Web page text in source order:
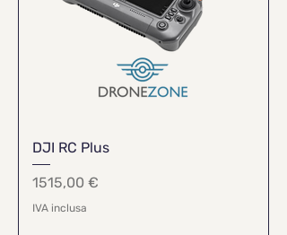
DJI RC Plus
Prezzo
1515,00 €
IVA inclusa